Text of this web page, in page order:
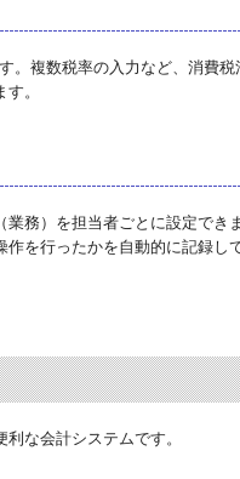
複数税率の入力など、消費税
。
務）を担当者ごとに設定でき
を行ったかを自動的に記録し
な会計システムです。